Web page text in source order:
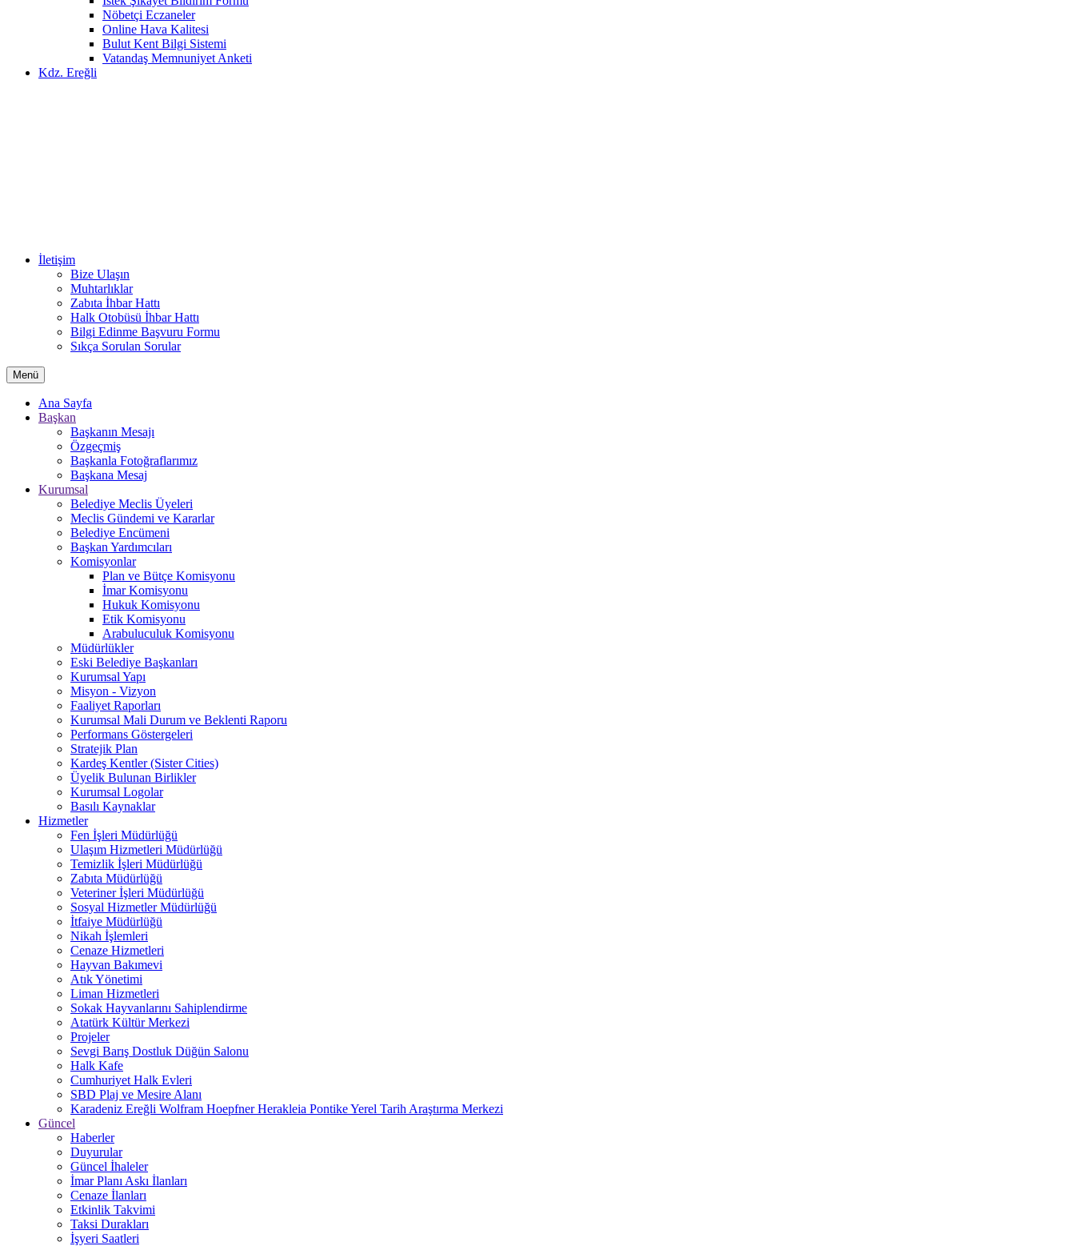
Nöbetçi Eczaneler
Online Hava Kalitesi
Bulut Kent Bilgi Sistemi
Vatandaş Memnuniyet Anketi
Kdz. Ereğli
İletişim
Bize Ulaşın
Muhtarlıklar
Zabıta İhbar Hattı
Halk Otobüsü İhbar Hattı
Bilgi Edinme Başvuru Formu
Sıkça Sorulan Sorular
Menü
Ana Sayfa
Başkan
Başkanın Mesajı
Özgeçmiş
Başkanla Fotoğraflarımız
Başkana Mesaj
Kurumsal
Belediye Meclis Üyeleri
Meclis Gündemi ve Kararlar
Belediye Encümeni
Başkan Yardımcıları
Komisyonlar
Plan ve Bütçe Komisyonu
İmar Komisyonu
Hukuk Komisyonu
Etik Komisyonu
Arabuluculuk Komisyonu
Müdürlükler
Eski Belediye Başkanları
Kurumsal Yapı
Misyon - Vizyon
Faaliyet Raporları
Kurumsal Mali Durum ve Beklenti Raporu
Performans Göstergeleri
Stratejik Plan
Kardeş Kentler (Sister Cities)
Üyelik Bulunan Birlikler
Kurumsal Logolar
Basılı Kaynaklar
Hizmetler
Fen İşleri Müdürlüğü
Ulaşım Hizmetleri Müdürlüğü
Temizlik İşleri Müdürlüğü
Zabıta Müdürlüğü
Veteriner İşleri Müdürlüğü
Sosyal Hizmetler Müdürlüğü
İtfaiye Müdürlüğü
Nikah İşlemleri
Cenaze Hizmetleri
Hayvan Bakımevi
Atık Yönetimi
Liman Hizmetleri
Sokak Hayvanlarını Sahiplendirme
Atatürk Kültür Merkezi
Projeler
Sevgi Barış Dostluk Düğün Salonu
Halk Kafe
Cumhuriyet Halk Evleri
SBD Plaj ve Mesire Alanı
Karadeniz Ereğli Wolfram Hoepfner Herakleia Pontike Yerel Tarih Araştırma Merkezi
Güncel
Haberler
Duyurular
Güncel İhaleler
İmar Planı Askı İlanları
Cenaze İlanları
Etkinlik Takvimi
Taksi Durakları
İşyeri Saatleri